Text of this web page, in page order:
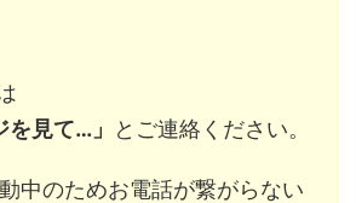
を見て…」
とご連絡ください。
中のためお電話が繋がらない